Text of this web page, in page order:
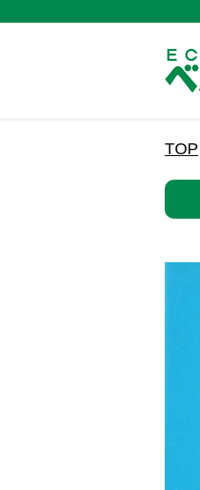
TOP